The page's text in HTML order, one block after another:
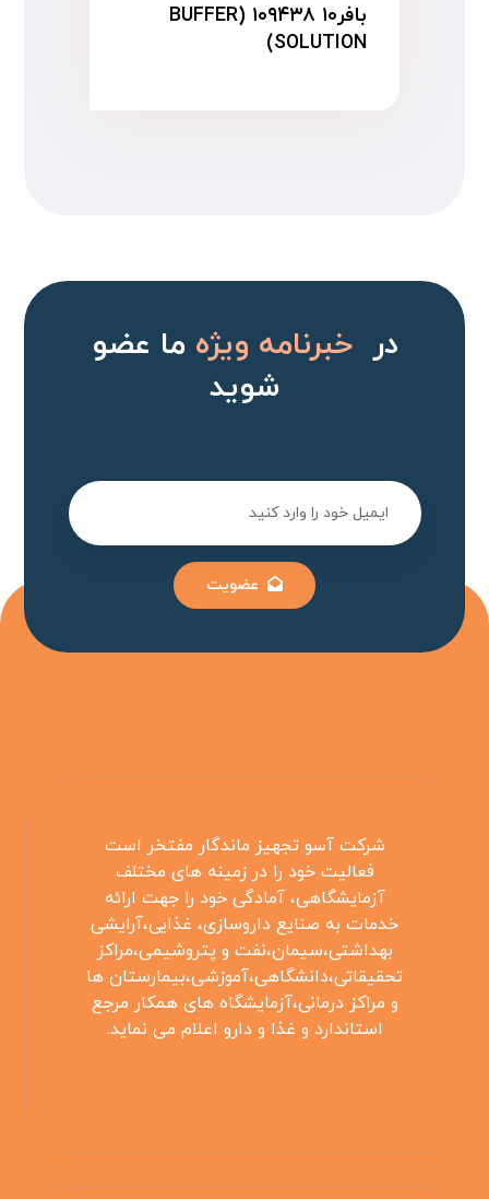
بافر۱۰ ۱۰۹۴۳۸ (BUFFER
SOLUTION)
درخبرنامه ویژهما عضو
شوید
عضویت
شرکت آسو تجهیز ماندگار مفتخر است
فعالیت خود را در زمینه های مختلف
آزمایشگاهی، آمادگی خود را جهت ارائه
خدمات به صنایع داروسازی، غذایی،آرایشی
بهداشتی،سیمان،نفت و پتروشیمی،مراکز
تحقیقاتی،دانشگاهی،آموزشی،بیمارستان ها
و مراکز درمانی،آزمایشگاه های همکار مرجع
استاندارد و غذا و دارو اعلام می نماید.